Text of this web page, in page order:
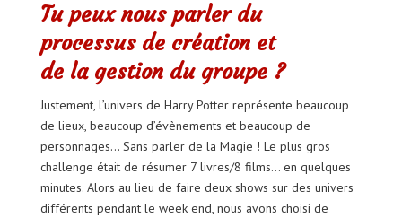
Tu peux nous parler du
processus de création et
de la gestion du groupe ?
Justement, l’univers de Harry Potter représente beaucoup
de lieux, beaucoup d’évènements et beaucoup de
personnages… Sans parler de la Magie ! Le plus gros
challenge était de résumer 7 livres/8 films… en quelques
minutes. Alors au lieu de faire deux shows sur des univers
différents pendant le week end, nous avons choisi de